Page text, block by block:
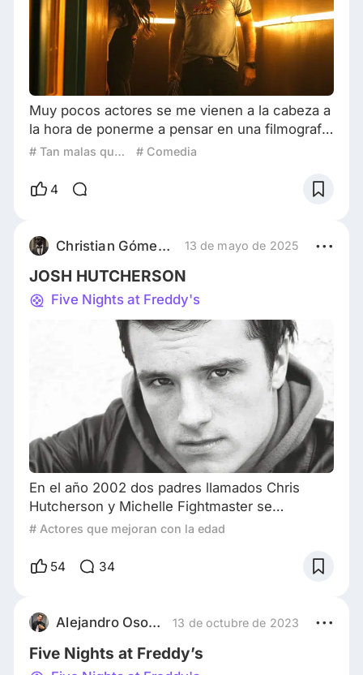
Muy pocos actores se me vienen a la cabeza a
la hora de ponerme a pensar en una filmografía
que se logre equiparar al trayecto tan
de Nicolas Cage, quien llegó al punto de
fracasos del cine clase Z que ha hecho, hay
una anomalía que se destaca por encima de
sus compa
# Tan malas que son buenas # Comedia
4
Christian Gómez Geraldo 13 de mayo de 2025
JOSH HUTCHERSON
Five Nights at Freddy's
En el año 2002 dos padres llamados Chris
Hutcherson y Michelle Fightmaster se
reunieron con un profesor de actuación
llevaran a su hijo Jhosh Hutcherson a los
Jhosh tenia talento , los padres sin dudarlo lo
hicieron y llevaron a su hijo de 10 años de edad
a los Ángel
# Actores que mejoran con la edad
54 34
Alejandro Osornio 13 de octubre de 2023
Five Nights at Freddy’s